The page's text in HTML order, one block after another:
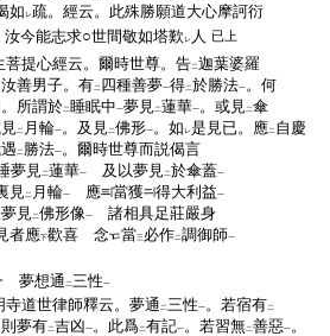
如 レ疏。經云。此殊勝願道大心摩訶衍
汝今能志求○世間敬如塔歎 レ 人 已上
菩提心經云。爾時世尊。告二迦葉婆羅
善男子。有二 四種善夢一得二於勝法一。何
所謂於二 睡眠中一夢見二蓮華一。或見二傘
二 月輪一。及見二佛形一。如 レ是見已。應二 自慶
二 勝法一。爾時世尊而説偈言
夢見二蓮華一 及以夢見二於傘蓋一
見二 月輪一 應 當獲 得大利益一
夢見二佛形像一
諸相具足莊嚴身
者應下歡喜 念 當三必作二調御師一
想通 二三性一
寺道世律師釋云。夢通 二三性一。若宿有二
夢有二吉凶一。此爲二有記一。若習無二善惡一。